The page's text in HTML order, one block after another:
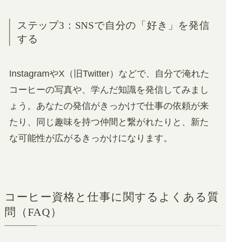
ステップ3：SNSで自分の「好き」を発信
する
InstagramやX（旧Twitter）などで、自分で淹れた
コーヒーの写真や、学んだ知識を発信してみまし
ょう。あなたの発信がきっかけで仕事の依頼が来
たり、同じ趣味を持つ仲間と繋がれたりと、新た
な可能性が広がるきっかけになります。
コーヒー資格と仕事に関するよくある質
問（FAQ）